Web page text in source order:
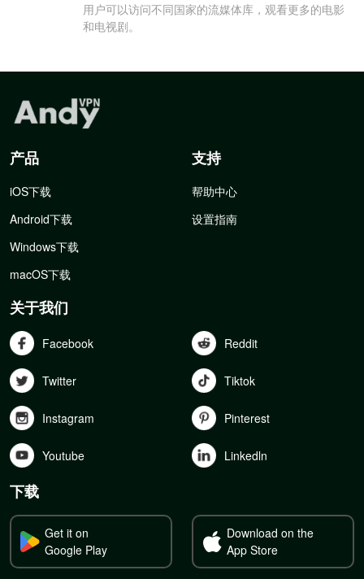
用户可以访问不同国家的流媒体库，观看更多的电影
和电视剧。
产品
iOS下载
Android下载
Windows下载
macOS下载
支持
帮助中心
设置指南
关于我们
Facebook Reddit
Twitter Tiktok
Instagram Pinterest
Youtube Linkedln
下载
Get it on
Google Play
Download on the
App Store